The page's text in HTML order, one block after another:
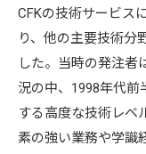
CFKの技術サービス
り、他の主要技術分
した。当時の発注者
況の中、1998年代
する高度な技術レベ
素の強い業務や学識